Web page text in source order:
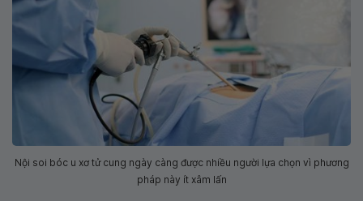
Nội soi bóc u xơ tử cung ngày càng được nhiều người lựa chọn vì phương
pháp này ít xâm lấn